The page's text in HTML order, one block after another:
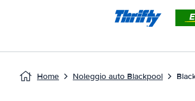
Home Noleggio auto Blackpool